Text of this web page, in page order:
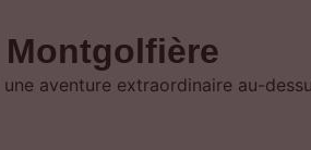
aventure extraordinaire au-